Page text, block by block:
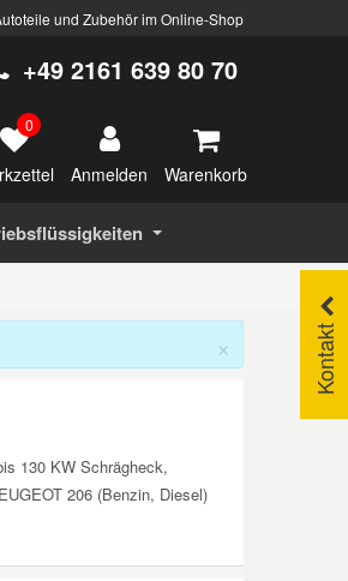
und Zubehör im Online-Shop
+49 2161 639 80 70
0
Anmelden Warenkorb
Kontakt
×
130 KW Schrägheck,
206 (Benzin, Diesel)